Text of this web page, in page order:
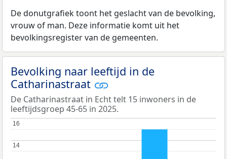
De donutgrafiek toont het geslacht van de bevolking,
vrouw of man. Deze informatie komt uit het
bevolkingsregister van de gemeenten.
Bevolking naar leeftijd in de
Catharinastraat
De Catharinastraat in Echt telt 15 inwoners in de
leeftijdsgroep 45-65 in 2025.
14
14
16
16